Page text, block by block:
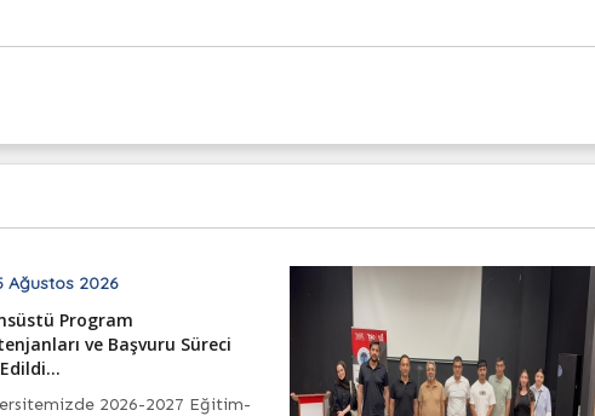
2026
Program
ve Başvuru Süreci
2026-2027 Eğitim-